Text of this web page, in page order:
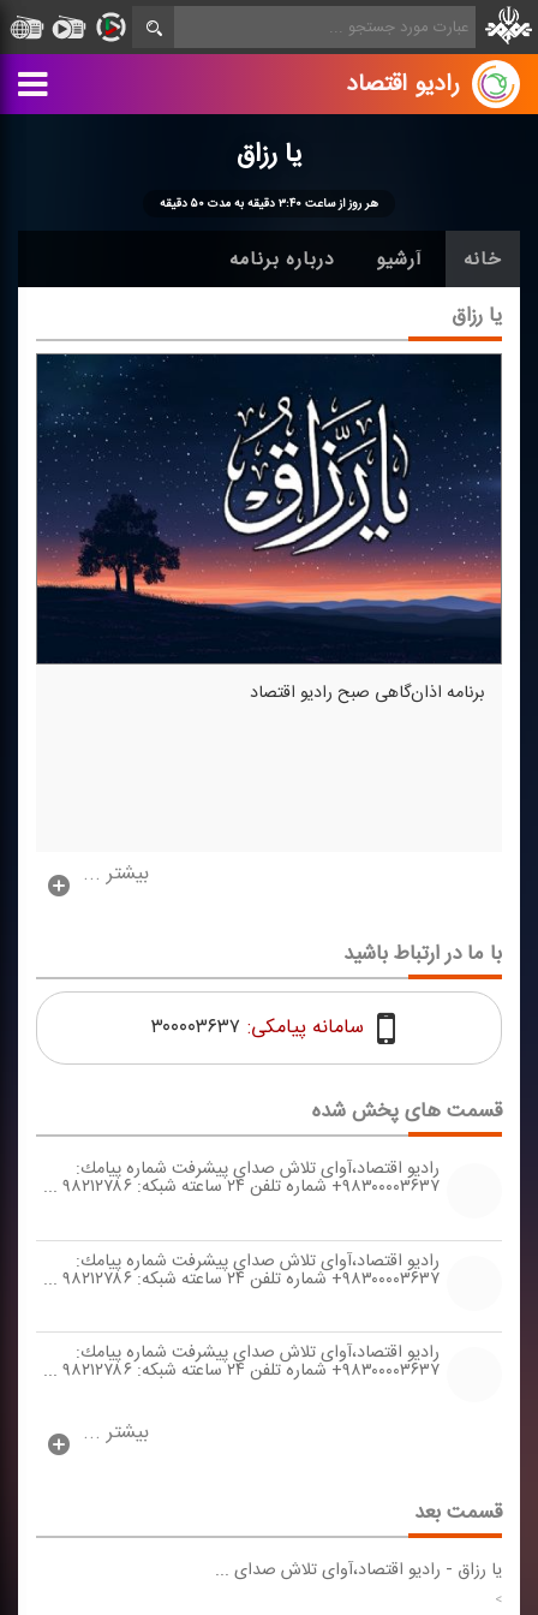
رادیو اقتصاد
یا رزاق
هر روز از ساعت ۳:۴۰ دقیقه به مدت ۵۰ دقیقه
خانه آرشیو درباره برنامه
یا رزاق
برنامه اذان‌گاهی صبح رادیو اقتصاد
بیشتر ...
قسمت های پخش شده
رادیو اقتصاد،آوای تلاش صدای پیشرفت شماره پیامك:
۹۸۳۰۰۰۰۳۶۳۷+ شماره تلفن ۲۴ ساعته شبكه: ۹۸۲۱۲۷۸۶ ...
رادیو اقتصاد،آوای تلاش صدای پیشرفت شماره پیامك:
۹۸۳۰۰۰۰۳۶۳۷+ شماره تلفن ۲۴ ساعته شبكه: ۹۸۲۱۲۷۸۶ ...
رادیو اقتصاد،آوای تلاش صدای پیشرفت شماره پیامك:
۹۸۳۰۰۰۰۳۶۳۷+ شماره تلفن ۲۴ ساعته شبكه: ۹۸۲۱۲۷۸۶ ...
بیشتر ...
قسمت بعد
یا رزاق - رادیو اقتصاد،آوای تلاش صدای ...
>
با ما در ارتباط باشید
سامانه پیامکی: ۳۰۰۰۰۳۶۳۷